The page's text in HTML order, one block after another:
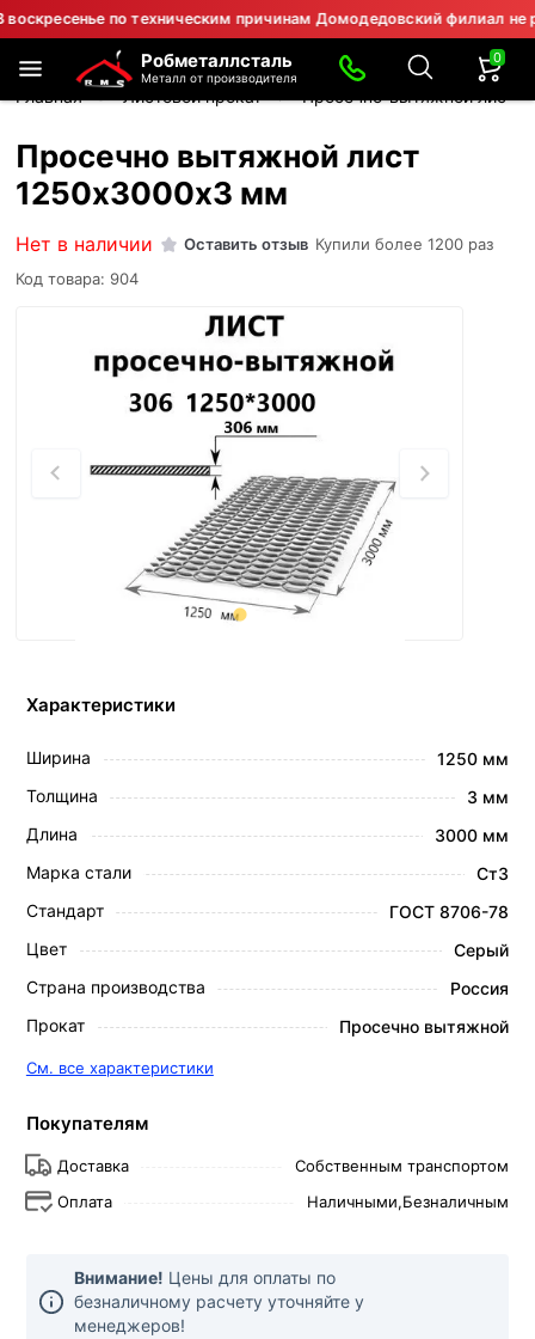
по техническим причинам Домодедовский филиал не
Робметаллсталь
Металл от производителя
0
Главная Листовой прокат Просечно-вытяжной лист
Просечно вытяжной лист
1250х3000х3 мм
Нет в наличии Оставить отзыв Купили более 1200 раз
Код товара: 904
Характеристики
Ширина
1250 мм
Толщина
3 мм
Длина
3000 мм
Марка стали
Ст3
Стандарт
ГОСТ 8706-78
Цвет
Серый
Страна производства
Россия
Прокат
Просечно вытяжной
См. все характеристики
Покупателям
Доставка
Собственным транспортом
Оплата
Наличными,Безналичным
Внимание! Цены для оплаты по
безналичному расчету уточняйте у
менеджеров!